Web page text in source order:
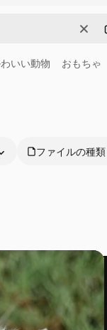
消去
いい動物 おもちゃ
ファイルの種類
運営